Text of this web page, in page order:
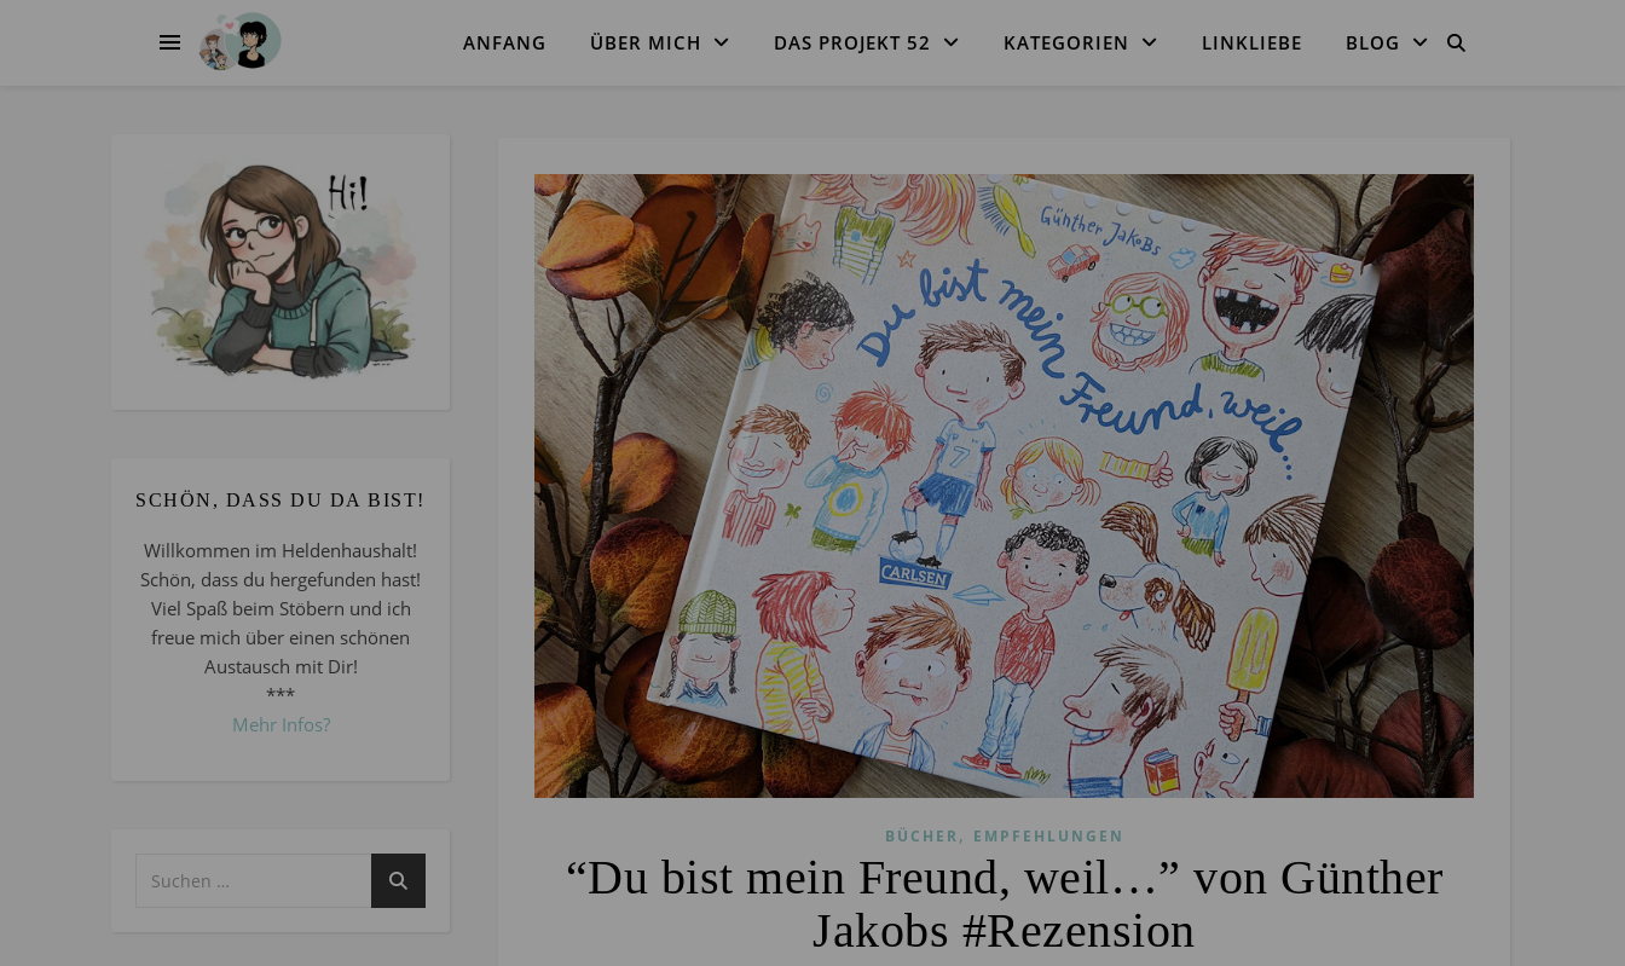
ANFANG ÜBER MICH DAS PROJEKT 52 KATEGORIEN LINKLIEBE BLOG
SCHÖN, DASS DU DA BIST!
Willkommen im Heldenhaushalt!
Schön, dass du hergefunden hast!
Viel Spaß beim Stöbern und ich
freue mich über einen schönen
Austausch mit Dir!
***
Mehr Infos?
BÜCHER, EMPFEHLUNGEN
“Du bist mein Freund, weil…” von Günther
Jakobs #Rezension